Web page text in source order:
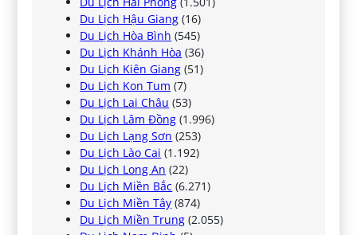
Du Lịch Hậu Giang (16)
Du Lịch Hòa Bình (545)
Du Lịch Khánh Hòa (36)
Du Lịch Kiên Giang (51)
Du Lịch Kon Tum (7)
Du Lịch Lai Châu (53)
Du Lịch Lâm Đồng (1.996)
Du Lịch Lạng Sơn (253)
Du Lịch Lào Cai (1.192)
Du Lịch Long An (22)
Du Lịch Miền Bắc (6.271)
Du Lịch Miền Tây (874)
Du Lịch Miền Trung (2.055)